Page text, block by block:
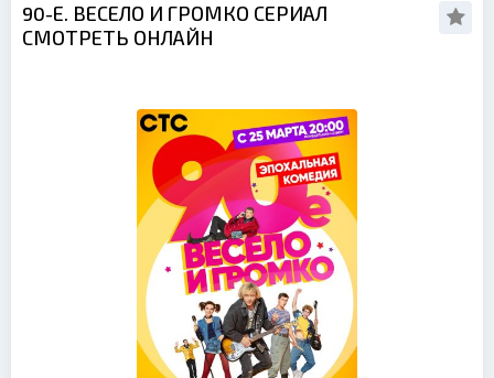
90-Е. ВЕСЕЛО И ГРОМКО СЕРИАЛ
СМОТРЕТЬ ОНЛАЙН